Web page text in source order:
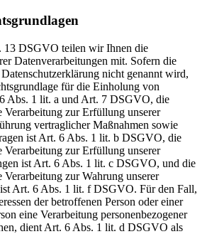
13 DSGVO teilen wir Ihnen die
Datenverarbeitungen mit. Sofern die
nicht genannt wird,
für die Einholung von
Abs. 1 lit. a und Art. 7 DSGVO, die
Verarbeitung zur Erfüllung unserer
vertraglicher Maßnahmen sowie
ist Art. 6 Abs. 1 lit. b DSGVO, die
Verarbeitung zur Erfüllung unserer
ist Art. 6 Abs. 1 lit. c DSGVO, und die
zur Wahrung unserer
ist Art. 6 Abs. 1 lit. f DSGVO. Für den Fall,
der betroffenen Person oder einer
eine Verarbeitung personenbezogener
dient Art. 6 Abs. 1 lit. d DSGVO als